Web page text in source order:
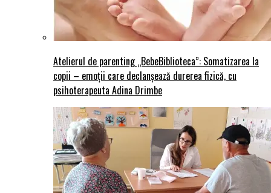
Atelierul de parenting „BebeBiblioteca”: Somatizarea la
copii – emoții care declanșează durerea fizică, cu
psihoterapeuta Adina Drimbe